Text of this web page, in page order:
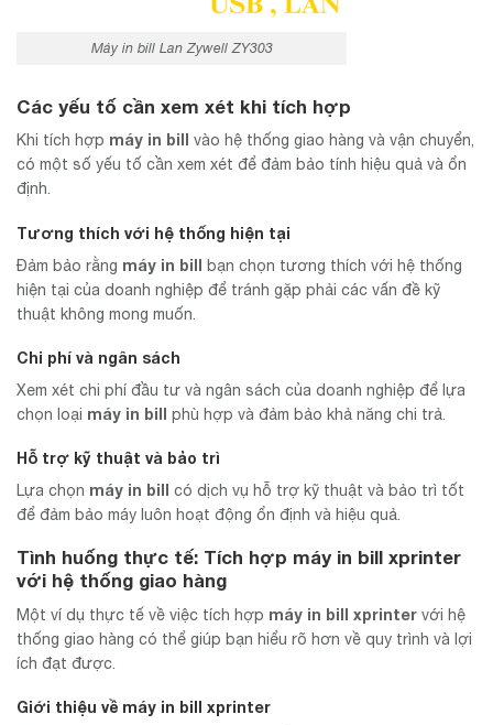
Máy in bill Lan Zywell ZY303
Các yếu tố cần xem xét khi tích hợp
Khi tích hợp máy in bill vào hệ thống giao hàng và vận chuyển,
có một số yếu tố cần xem xét để đảm bảo tính hiệu quả và ổn
định.
Tương thích với hệ thống hiện tại
Đảm bảo rằng máy in bill bạn chọn tương thích với hệ thống
hiện tại của doanh nghiệp để tránh gặp phải các vấn đề kỹ
thuật không mong muốn.
Chi phí và ngân sách
Xem xét chi phí đầu tư và ngân sách của doanh nghiệp để lựa
chọn loại máy in bill phù hợp và đảm bảo khả năng chi trả.
Hỗ trợ kỹ thuật và bảo trì
Lựa chọn máy in bill có dịch vụ hỗ trợ kỹ thuật và bảo trì tốt
để đảm bảo máy luôn hoạt động ổn định và hiệu quả.
Tình huống thực tế: Tích hợp máy in bill xprinter
với hệ thống giao hàng
Một ví dụ thực tế về việc tích hợp máy in bill xprinter với hệ
thống giao hàng có thể giúp bạn hiểu rõ hơn về quy trình và lợi
ích đạt được.
Giới thiệu về máy in bill xprinter